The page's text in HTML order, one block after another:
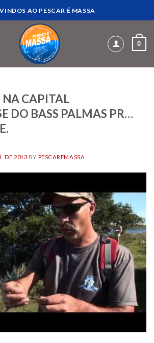
AO PESCAR É MASSA
0
NA CAPITAL
DO BASS PALMAS PR…
DE 2013 BY PESCAREMASSA